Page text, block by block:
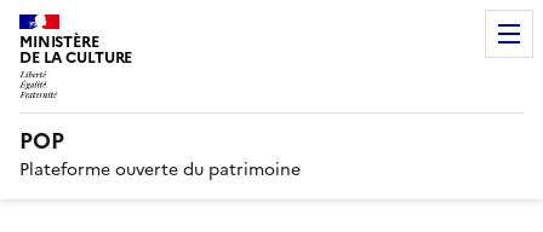
MINISTÈRE
DE LA CULTURE
POP
Plateforme ouverte du patrimoine